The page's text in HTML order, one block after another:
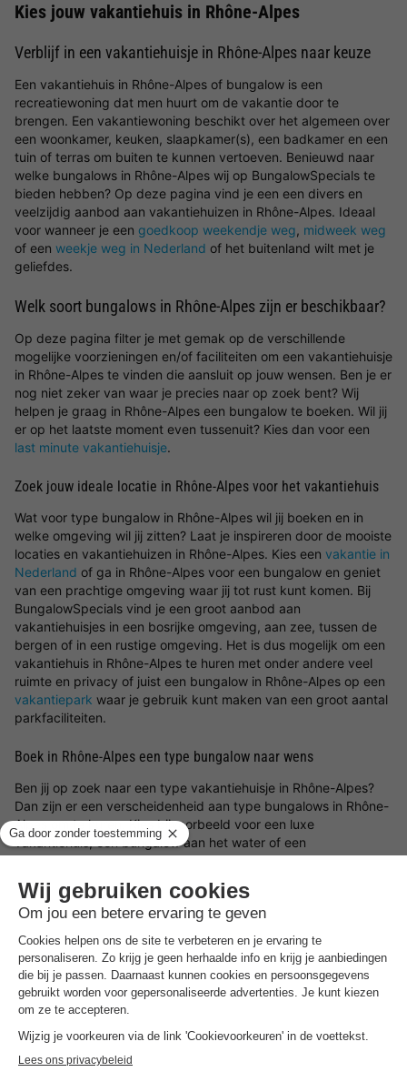
Kies jouw vakantiehuis in Rhône-Alpes
Verblijf in een vakantiehuisje in Rhône-Alpes naar keuze
Een vakantiehuis in Rhône-Alpes of bungalow is een
recreatiewoning dat men huurt om de vakantie door te
brengen. Een vakantiewoning beschikt over het algemeen over
een woonkamer, keuken, slaapkamer(s), een badkamer en een
tuin of terras om buiten te kunnen vertoeven. Benieuwd naar
welke bungalows in Rhône-Alpes wij op BungalowSpecials te
bieden hebben? Op deze pagina vind je een een divers en
veelzijdig aanbod aan vakantiehuizen in Rhône-Alpes. Ideaal
voor wanneer je een goedkoop weekendje weg, midweek weg
of een weekje weg in Nederland of het buitenland wilt met je
geliefdes.
Welk soort bungalows in Rhône-Alpes zijn er beschikbaar?
Op deze pagina filter je met gemak op de verschillende
mogelijke voorzieningen en/of faciliteiten om een vakantiehuisje
in Rhône-Alpes te vinden die aansluit op jouw wensen. Ben je er
nog niet zeker van waar je precies naar op zoek bent? Wij
helpen je graag in Rhône-Alpes een bungalow te boeken. Wil jij
er op het laatste moment even tussenuit? Kies dan voor een
last minute vakantiehuisje.
Zoek jouw ideale locatie in Rhône-Alpes voor het vakantiehuis
Wat voor type bungalow in Rhône-Alpes wil jij boeken en in
welke omgeving wil jij zitten? Laat je inspireren door de mooiste
locaties en vakantiehuizen in Rhône-Alpes. Kies een vakantie in
Nederland of ga in Rhône-Alpes voor een bungalow en geniet
van een prachtige omgeving waar jij tot rust kunt komen. Bij
BungalowSpecials vind je een groot aanbod aan
vakantiehuisjes in een bosrijke omgeving, aan zee, tussen de
bergen of in een rustige omgeving. Het is dus mogelijk om een
vakantiehuis in Rhône-Alpes te huren met onder andere veel
ruimte en privacy of juist een bungalow in Rhône-Alpes op een
vakantiepark waar je gebruik kunt maken van een groot aantal
parkfaciliteiten.
Boek in Rhône-Alpes een type bungalow naar wens
Ben jij op zoek naar een type vakantiehuisje in Rhône-Alpes?
Dan zijn er een verscheidenheid aan type bungalows in Rhône-
Alpes om te huren. Kies bijvoorbeeld voor een luxe
vakantiehuis, een bungalow aan het water of een
vakantiewoning op een kindvriendelijk vakantiepark. Waar je
aanbiedingen van BungalowSpecialszit je altijd goed!
Best beoordeelde vakantieparken in
Rhône-Alpes.